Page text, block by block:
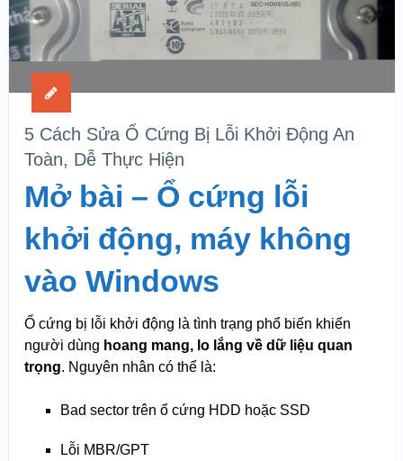
5 Cách Sửa Ổ Cứng Bị Lỗi Khởi Động An
Toàn, Dễ Thực Hiện
Mở bài – Ổ cứng lỗi
khởi động, máy không
vào Windows
Ổ cứng bị lỗi khởi động là tình trạng phổ biến khiến
người dùng hoang mang, lo lắng về dữ liệu quan
trọng. Nguyên nhân có thể là:
Bad sector trên ổ cứng HDD hoặc SSD
Lỗi MBR/GPT